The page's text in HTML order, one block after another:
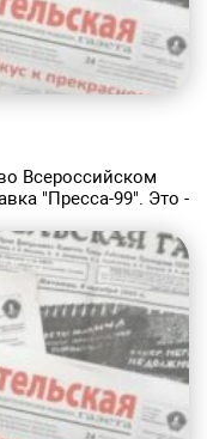
Всероссийском
"Пресса-99". Это -